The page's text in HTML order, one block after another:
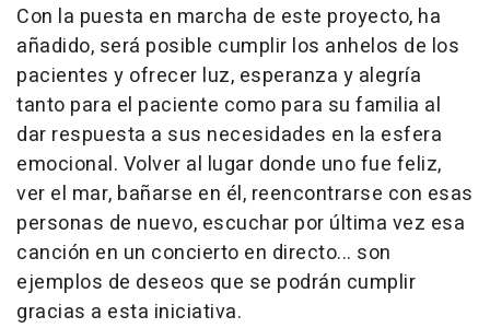
Con la puesta en marcha de este proyecto, ha
añadido, será posible cumplir los anhelos de los
pacientes y ofrecer luz, esperanza y alegría
tanto para el paciente como para su familia al
dar respuesta a sus necesidades en la esfera
emocional. Volver al lugar donde uno fue feliz,
ver el mar, bañarse en él, reencontrarse con esas
personas de nuevo, escuchar por última vez esa
canción en un concierto en directo... son
ejemplos de deseos que se podrán cumplir
gracias a esta iniciativa.